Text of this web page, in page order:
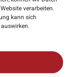
verarbeiten.
kann sich
für unterwegs
oder Hobby-
Dart Wallet.